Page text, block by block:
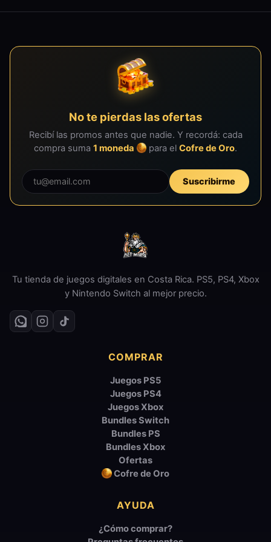
No te pierdas las ofertas
Recibí las promos antes que nadie. Y recordá: cada
compra suma 1 moneda para elCofre de Oro.
Suscribirme
Tu tienda de juegos digitales en Costa Rica. PS5, PS4, Xbox
y Nintendo Switch al mejor precio.
COMPRAR
Juegos PS5
Juegos PS4
Juegos Xbox
Bundles Switch
Bundles PS
Bundles Xbox
Ofertas
Cofre de Oro
AYUDA
¿Cómo comprar?